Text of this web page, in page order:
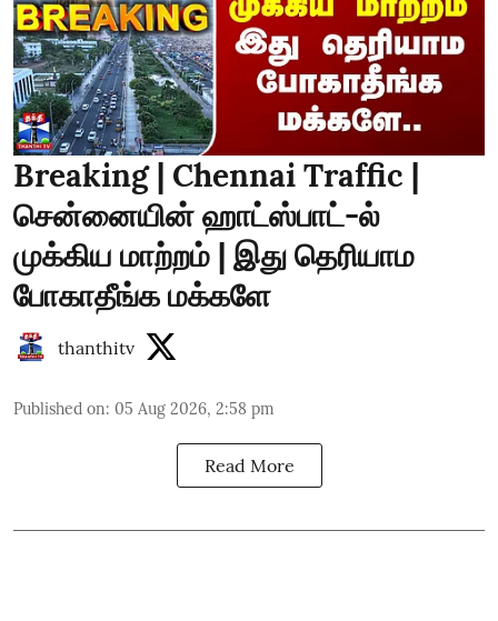
Breaking | Chennai Traffic |
சென்னையின் ஹாட்ஸ்பாட்-ல்
முக்கிய மாற்றம் | இது தெரியாம
போகாதீங்க மக்களே
thanthitv
Published on: 05 Aug 2026, 2:58 pm
Read More